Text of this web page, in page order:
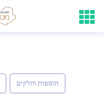
תוספות וחלקים